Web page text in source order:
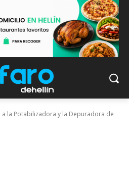
a la Potabilizadora y la Depuradora de